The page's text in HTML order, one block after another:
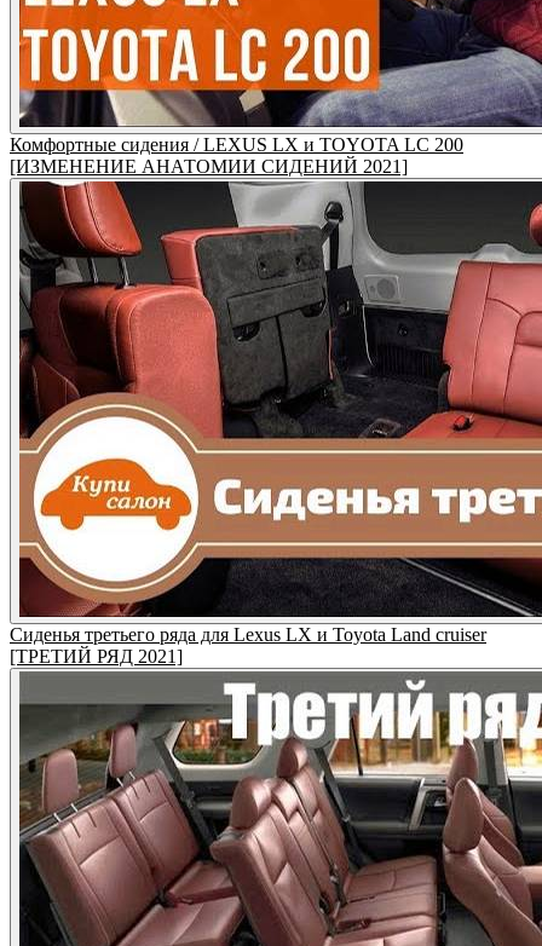
Комфортные сидения / LEXUS LX и TOYOTA LC 200
[ИЗМЕНЕНИЕ АНАТОМИИ СИДЕНИЙ 2021]
Сиденья третьего ряда для Lexus LX и Toyota Land cruiser
[ТРЕТИЙ РЯД 2021]